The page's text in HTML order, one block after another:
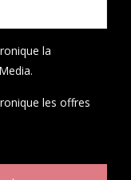
la
les offres